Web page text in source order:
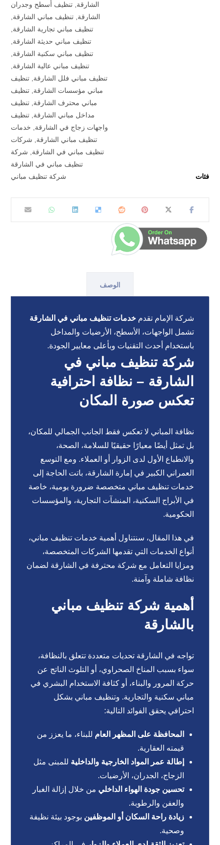
الشارقة, تنظيف أسطح وجدران
الشارقة, تنظيف مباني الشارقة,
تنظيف مباني تجارية الشارقة,
تنظيف مباني حديثة الشارقة,
تنظيف مباني سكنية الشارقة,
تنظيف مباني عالية الشارقة,
تنظيف مباني فلل الشارقة, تنظيف
مباني مؤسسات الشارقة, تنظيف
مباني محترف الشارقة, تنظيف
مداخل مباني الشارقة, تنظيف
واجهات زجاج في الشارقة, خدمات
تنظيف مباني الشارقة, شركات
تنظيف مباني في الشارقة, شركة
تنظيف مباني في الشارقة
فئات
شركة تنظيف مباني
الوصف
شركة الإمام تقدم خدمات تنظيف مباني في الشارقة
تشمل الواجهات، الأسطح، الأرضيات والمداخل
باستخدام أحدث التقنيات وبأعلى معايير الجودة.
شركة تنظيف مباني في
الشارقة – نظافة احترافية
تعكس صورة المكان
نظافة المباني لا تعكس فقط الجانب الجمالي للمكان،
بل تمثل أيضًا معيارًا حقيقيًا للسلامة، الصحة،
والانطباع الأول لدى الزوار أو العملاء. ومع التوسع
العمراني الكبير في إمارة الشارقة، باتت الحاجة إلى
خدمات تنظيف مباني متخصصة ضرورة يومية، خاصة
في الأبراج السكنية، المنشآت التجارية، والمؤسسات
الحكومية.
في هذا المقال، سنتناول أهمية خدمات تنظيف مباني،
أنواع الخدمات التي تقدمها الشركات المتخصصة،
ومزايا التعامل مع شركة محترفة في الشارقة لضمان
نظافة شاملة وآمنة.
أهمية شركة تنظيف مباني
بالشارقة
تواجه في الشارقة تحديات متعددة تتعلق بالنظافة،
سواء بسبب المناخ الصحراوي، أو التلوث الناتج عن
حركة المرور والبناء، أو كثافة الاستخدام البشري في
مباني سكنية والتجارية. وتنظيف مباني بشكل
احترافي يحقق الفوائد التالية:
المحافظة على المظهر العام للبناء، ما يعزز من
قيمته العقارية.
إطالة عمر المواد الخارجية والداخلية للمبنى مثل
الزجاج، الجدران، الأرضيات.
تحسين جودة الهواء الداخلي من خلال إزالة الغبار
والعفن والرطوبة.
زيادة راحة السكان أو الموظفين بوجود بيئة نظيفة
وصحية.